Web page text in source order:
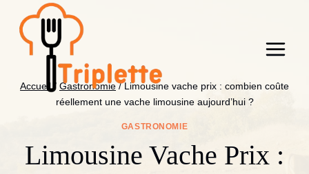
contenu
Accueil / Gastronomie / Limousine vache prix : combien coûte
réellement une vache limousine aujourd’hui ?
GASTRONOMIE
Limousine Vache Prix :